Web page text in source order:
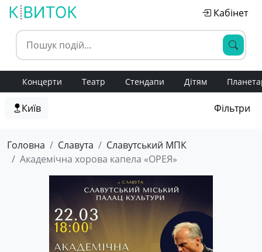
Кабінет
Концерти Театр Стендапи Дітям
Київ Фільтри
Головна Славута
Славутський МПК
Академічна хорова капела «ОРЕЯ»